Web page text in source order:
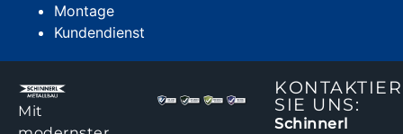
Montage
Kundendienst
Mit
SIE UNS:
Schinnerl